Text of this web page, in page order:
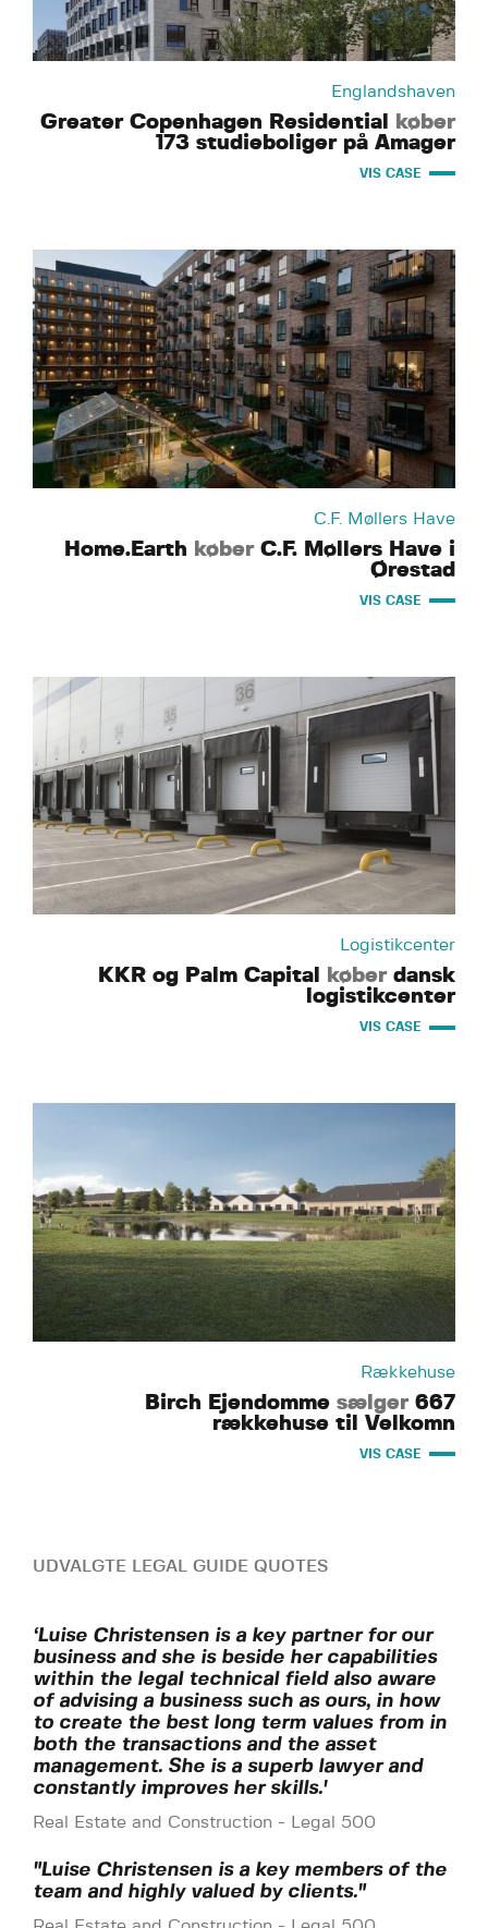
Englandshaven
Greater Copenhagen Residential
køber
173 studieboliger på Amager
VIS CASE
C.F. Møllers Have
Home.Earth køberC.F. Møllers Have i
Ørestad
VIS CASE
Logistikcenter
KKR og Palm Capital køberdansk
logistikcenter
VIS CASE
Rækkehuse
Birch Ejendomme sælger667
rækkehuse til Velkomn
VIS CASE
UDVALGTE LEGAL GUIDE QUOTES
‘Luise Christensen is a key partner for our
business and she is beside her capabilities
within the legal technical field also aware
of advising a business such as ours, in how
to create the best long term values from in
both the transactions and the asset
management. She is a superb lawyer and
constantly improves her skills.'
Real Estate and Construction - Legal 500
"Luise Christensen is a key members of the
team and highly valued by clients."